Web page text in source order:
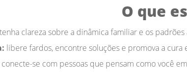
O que
clareza sobre a dinâmica familiar e os padrões
libere fardos, encontre soluções e promova a cura
conecte-se com pessoas que pensam como você